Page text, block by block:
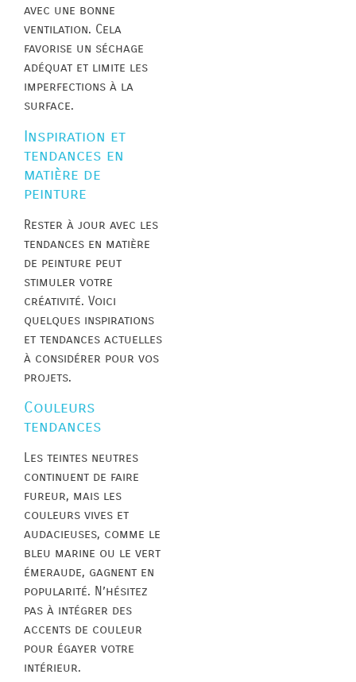
avec une bonne
ventilation. Cela
favorise un séchage
adéquat et limite les
imperfections à la
surface.
Inspiration et
tendances en
matière de
peinture
Rester à jour avec les
tendances en matière
de peinture peut
stimuler votre
créativité. Voici
quelques inspirations
et tendances actuelles
à considérer pour vos
projets.
Couleurs
tendances
Les teintes neutres
continuent de faire
fureur, mais les
couleurs vives et
audacieuses, comme le
bleu marine ou le vert
émeraude, gagnent en
popularité. N’hésitez
pas à intégrer des
accents de couleur
pour égayer votre
intérieur.